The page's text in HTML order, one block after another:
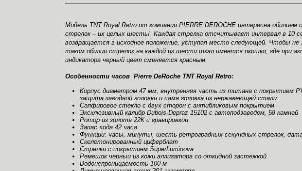
Модель TNT Royal Retro от компании PIERRE DEROCHE интересна обилием
стрелок – их целых шесть! Каждая стрелка отсчитывает интервал в 10
возвращается в исходное положение, уступая место следующей. Чтобы не
таком обилии стрелок на каждой из шести шкал имеется окошко, где при
индикатора черный цвет сменяется красным.
Особенности часов Pierre DeRoche TNT Royal Retro:
Корпус диаметром 47 мм, внутренняя часть из титана с покрытием
защита заводной головки и сама головка из нержавеющей стали
Сапфировое стекло с двух сторон с антибликовым покрытием
Эксклюзивный калибр Dubois-Depraz 15102 с автоподзаводом, 58 камней
Ротор из золота 22К с гравировкой
Запас хода 42 часа
Функции: часы, минуты, шесть ретроградных секундных стрелок,
Скелетонированный циферблат
Стрелки с покрытием SuperLuminova
Ремешок черныи из кожи аллигатора со откидной застежкой
Водонепроницаемость 100 м